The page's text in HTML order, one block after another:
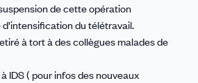
de cette opération
du télétravail.
à tort à des collègues malades de
IDS ( pour infos des nouveaux